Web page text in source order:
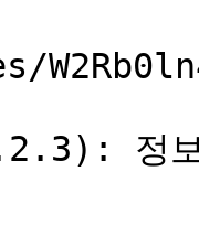
정보